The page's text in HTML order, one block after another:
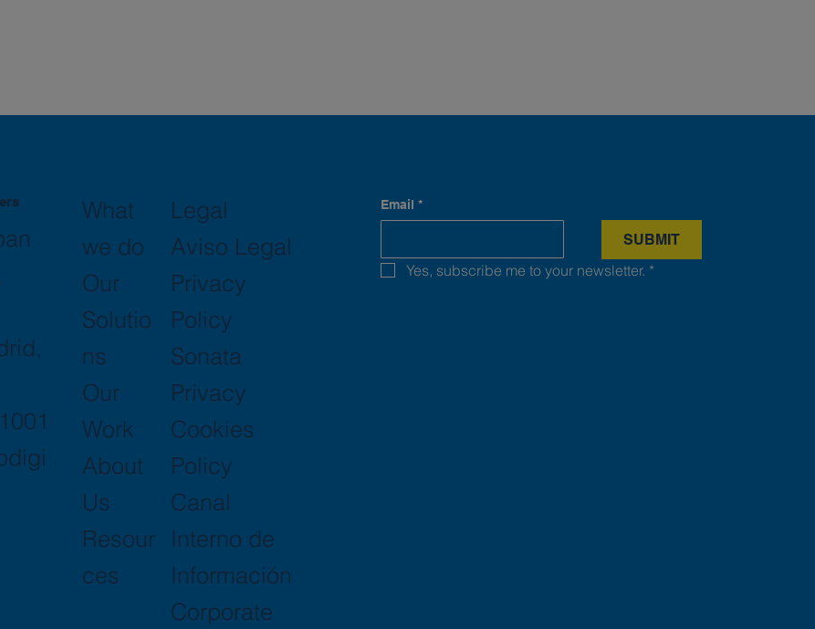
What
we do
Our
Solutio
ns
Our
Work
About
Us
Resour
ces
Legal
Aviso Legal
Privacy
Policy
Sonata
Privacy
Cookies
Policy
Canal
Interno de
Información
Corporate
Email *
SUBMIT
Yes, subscribe me to your newsletter. *